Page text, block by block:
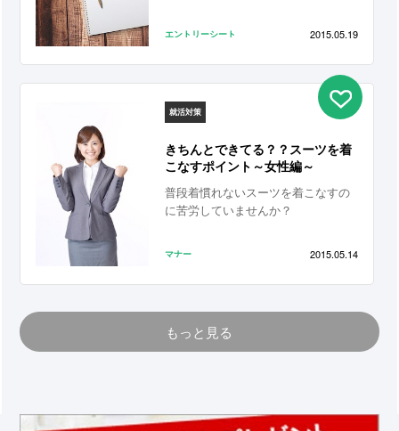
エントリーシート 2015.05.19
就活対策
きちんとできてる？？スーツを着
こなすポイント～女性編～
普段着慣れないスーツを着こなすの
に苦労していませんか？
マナー 2015.05.14
もっと見る